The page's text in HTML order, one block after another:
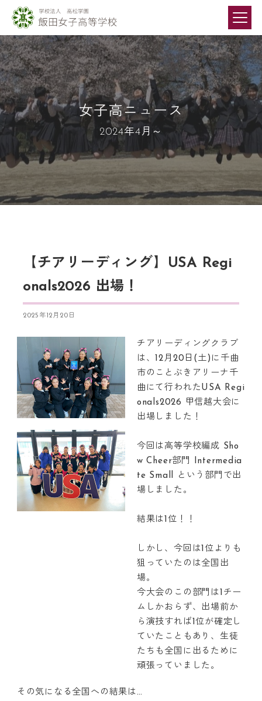
女子高ニュース
2024年4月～
【チアリーディング】USA Regi
onals2026 出場！
2025年12月20日
チアリーディングクラブ
は、12月20日(土)に千曲
市のことぶきアリーナ千
曲にて行われたUSA Regi
onals2026 甲信越大会に
出場しました！
今回は高等学校編成 Sho
w Cheer部門 Intermedia
te Small という部門で出
場しました。
結果は1位！！
しかし、今回は1位よりも
狙っていたのは全国出
場。
今大会のこの部門は1チー
ムしかおらず、出場前か
ら演技すれば1位が確定し
ていたこともあり、生徒
たちも全国に出るために
頑張っていました。
その気になる全国への結果は…